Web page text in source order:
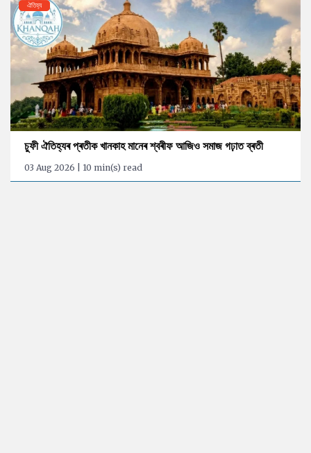
ঐতিহ্য
চুফী ঐতিহ্যৰ প্ৰতীক খানকাহ মানেৰ শ্বৰীফ আজিও সমাজ গঢ়াত ব্ৰতী
03 Aug 2026 | 10 min(s) read